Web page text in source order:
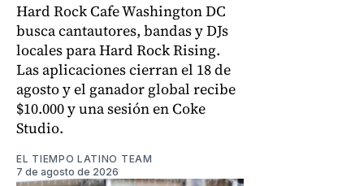
Hard Rock Cafe Washington DC
busca cantautores, bandas y DJs
locales para Hard Rock Rising.
Las aplicaciones cierran el 18 de
agosto y el ganador global recibe
$10.000 y una sesión en Coke
Studio.
EL TIEMPO LATINO TEAM
7 de agosto de 2026